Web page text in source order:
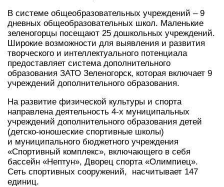
В системе общеобразовательных учреждений – 9
дневных общеобразовательных школ. Маленькие
зеленогорцы посещают 25 дошкольных учреждений.
Широкие возможности для выявления и развития
творческого и интеллектуального потенциала
предоставляет система дополнительного
образования ЗАТО Зеленогорск, которая включает 9
учреждений дополнительного образования.
На развитие физической культуры и спорта
направлена деятельность 4-х муниципальных
учреждений дополнительного образования детей
(детско-юношеские спортивные школы)
и муниципального бюджетного учреждения
«Спортивный комплекс», включающего в себя
бассейн «Нептун», Дворец спорта «Олимпиец».
Сеть спортивных сооружений, насчитывает 147
единиц.